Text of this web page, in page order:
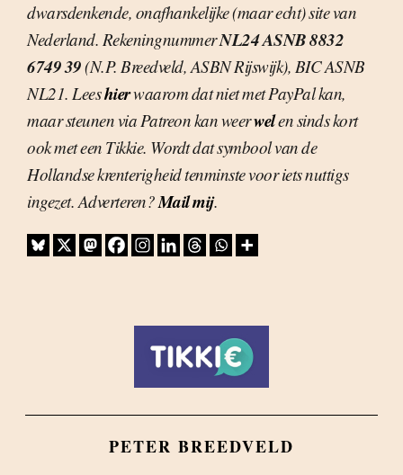
dwarsdenkende, onafhankelijke (maar echt) site van
Nederland. RekeningnummerNL24 ASNB 8832
6749 39(N.P. Breedveld, ASBN Rijswijk), BIC ASNB
NL21. Leeshierwaarom dat niet met PayPal kan,
maar steunen via Patreon kan weerwelen sinds kort
ook met een Tikkie. Wordt dat symbool van de
Hollandse krenterigheid tenminste voor iets nuttigs
ingezet. Adverteren?Mail mij.
PETER BREEDVELD